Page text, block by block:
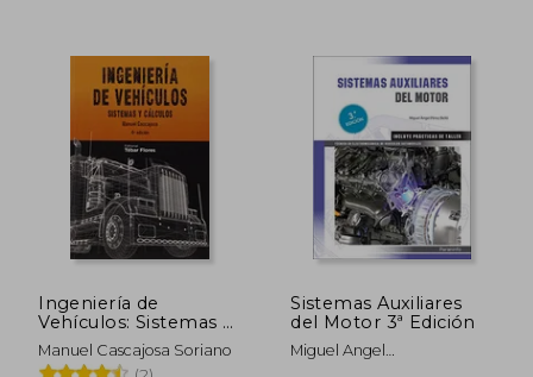
dcto. dcto.
Ingeniería de
Vehículos: Sistemas y
Cálculos
Manuel Cascajosa Soriano
Sistemas Auxiliares
del Motor 3ª Edición
Miguel Angel